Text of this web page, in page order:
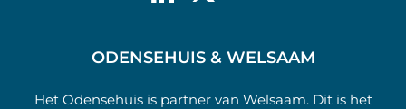
ODENSEHUIS & WELSAAM
Het Odensehuis is partner van Welsaam. Dit is het